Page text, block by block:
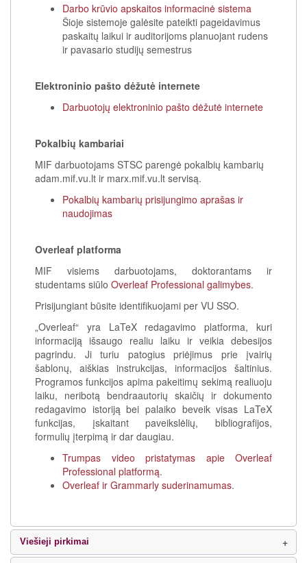
Darbo krūvio apskaitos informacinė sistema
Šioje sistemoje galėsite pateikti pageidavimus
paskaitų laikui ir auditorijoms planuojant rudens
ir pavasario studijų semestrus
Elektroninio pašto dėžutė internete
Darbuotojų elektroninio pašto dėžutė internete
Pokalbių kambariai
MIF darbuotojams STSC parengė pokalbių kambarių
adam.mif.vu.lt ir marx.mif.vu.lt servisą.
Pokalbių kambarių prisijungimo aprašas ir
naudojimas
Overleaf platforma
MIF visiems darbuotojams, doktorantams ir
studentams siūlo Overleaf Professional galimybes.
Prisijungiant būsite identifikuojami per VU SSO.
„Overleaf“ yra LaTeX redagavimo platforma, kuri
informaciją išsaugo realiu laiku ir veikia debesijos
pagrindu. Ji turiu patogius priėjimus prie įvairių
šablonų, aiškias instrukcijas, informacijos šaltinius.
Programos funkcijos apima pakeitimų sekimą realiuoju
laiku, neribotą bendraautorių skaičių ir dokumento
redagavimo istoriją bei palaiko beveik visas LaTeX
funkcijas, įskaitant paveikslėlių, bibliografijos,
formulių įterpimą ir dar daugiau.
Trumpas video pristatymas apie Overleaf
Professional platformą.
Overleaf ir Grammarly suderinamumas.
Viešieji pirkimai